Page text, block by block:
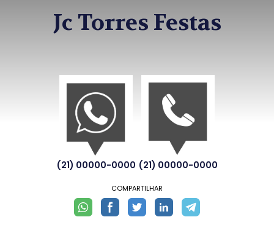
Jc Torres Festas
(21) 00000-0000 (21) 00000-0000
COMPARTILHAR